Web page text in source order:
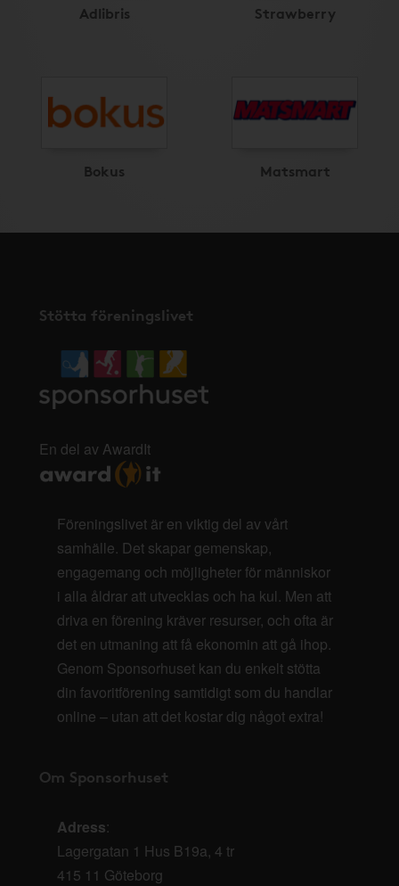
Adlibris Strawberry
Bokus Matsmart
Stötta föreningslivet
En del av AwardIt
Föreningslivet är en viktig del av vårt
samhälle. Det skapar gemenskap,
engagemang och möjligheter för människor
i alla åldrar att utvecklas och ha kul. Men att
driva en förening kräver resurser, och ofta är
det en utmaning att få ekonomin att gå ihop.
Genom Sponsorhuset kan du enkelt stötta
din favoritförening samtidigt som du handlar
online – utan att det kostar dig något extra!
Om Sponsorhuset
Adress:
Lagergatan 1 Hus B19a, 4 tr
415 11 Göteborg